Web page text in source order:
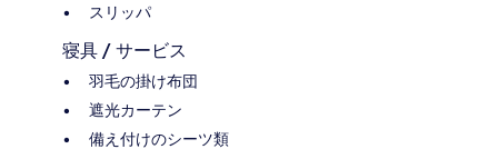
スリッパ
寝具 / サービス
羽毛の掛け布団
遮光カーテン
備え付けのシーツ類